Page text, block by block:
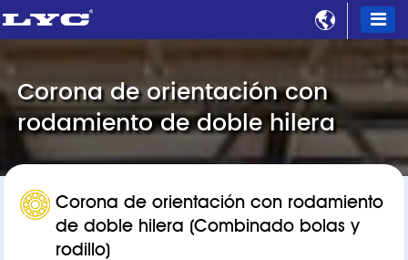

Corona de orientación con
rodamiento de doble hilera
Corona de orientación con rodamiento
de doble hilera (Combinado bolas y
rodillo)